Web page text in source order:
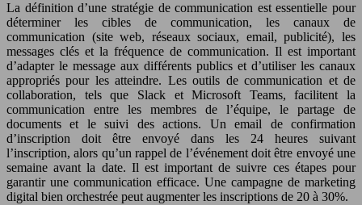
La définition d’une stratégie de communication est essentielle pour
déterminer les cibles de communication, les canaux de
communication (site web, réseaux sociaux, email, publicité), les
messages clés et la fréquence de communication. Il est important
d’adapter le message aux différents publics et d’utiliser les canaux
appropriés pour les atteindre. Les outils de communication et de
collaboration, tels que Slack et Microsoft Teams, facilitent la
communication entre les membres de l’équipe, le partage de
documents et le suivi des actions. Un email de confirmation
d’inscription doit être envoyé dans les 24 heures suivant
l’inscription, alors qu’un rappel de l’événement doit être envoyé une
semaine avant la date. Il est important de suivre ces étapes pour
garantir une communication efficace. Une campagne de marketing
digital bien orchestrée peut augmenter les inscriptions de 20 à 30%.